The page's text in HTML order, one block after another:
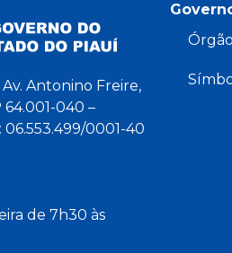
Antonino Freire,
64.001-040 –
06.553.499/0001-40
de 7h30 às